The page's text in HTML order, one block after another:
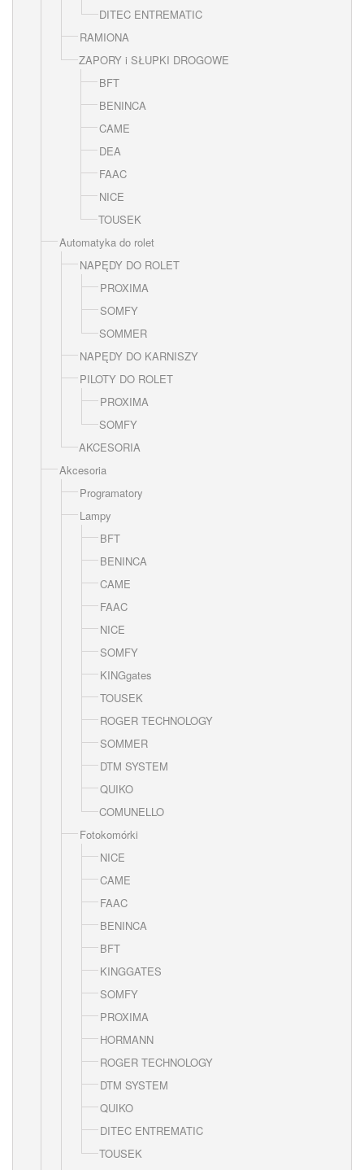
DITEC ENTREMATIC
RAMIONA
ZAPORY i SŁUPKI DROGOWE
BFT
BENINCA
CAME
DEA
FAAC
NICE
TOUSEK
Automatyka do rolet
NAPĘDY DO ROLET
PROXIMA
SOMFY
SOMMER
NAPĘDY DO KARNISZY
PILOTY DO ROLET
PROXIMA
SOMFY
AKCESORIA
Akcesoria
Programatory
Lampy
BFT
BENINCA
CAME
FAAC
NICE
SOMFY
KINGgates
TOUSEK
ROGER TECHNOLOGY
SOMMER
DTM SYSTEM
QUIKO
COMUNELLO
Fotokomórki
NICE
CAME
FAAC
BENINCA
BFT
KINGGATES
SOMFY
PROXIMA
HORMANN
ROGER TECHNOLOGY
DTM SYSTEM
QUIKO
DITEC ENTREMATIC
TOUSEK